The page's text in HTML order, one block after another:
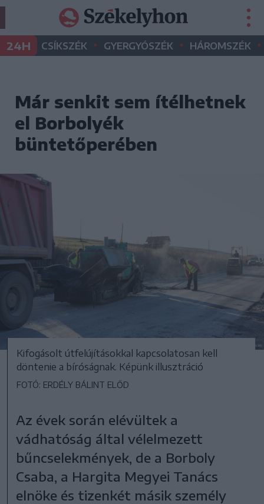
24H CSÍKSZÉK • GYERGYÓSZÉK • HÁROMSZÉK •
Már senkit sem ítélhetnek
el Borbolyék
büntetőperében
Kifogásolt útfelújításokkal kapcsolatosan kell
döntenie a bíróságnak. Képünk illusztráció
FOTÓ: ERDÉLY BÁLINT ELŐD
Az évek során elévültek a
vádhatóság által vélelmezett
bűncselekmények, de a Borboly
Csaba, a Hargita Megyei Tanács
elnöke és tizenkét másik személy